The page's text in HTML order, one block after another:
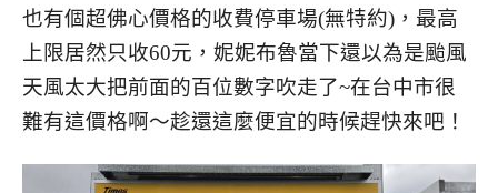
也有個超佛心價格的收費停車場(無特約)，最高
上限居然只收60元，妮妮布魯當下還以為是颱風
天風太大把前面的百位數字吹走了~在台中市很
難有這價格啊～趁還這麼便宜的時候趕快來吧！